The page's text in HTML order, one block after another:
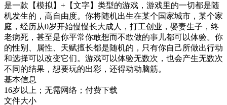
是一款【模拟】+【文字】类型的游戏，游戏里的一切都是随
机发生的，高自由度。你将随机出生在某个国家城市，某个家
庭，经历从0岁开始慢慢长大成人，打工创业，娶妻生子，终
老病死，甚至是你平常你敢想而不敢做的事儿都可以体验。你
的性别、属性、天赋擅长都是随机的，只有你自己所做出行动
和选择可以改变它们。游戏可以体验无数次，也会产生无数次
不同的结果，想要玩的出彩，还得动动脑筋。
基本信息
16岁以上；无需网络；付费下载
文件大小